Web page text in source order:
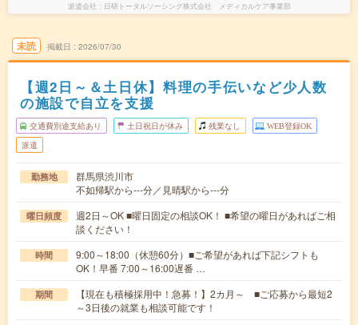
派遣会社 日研トータルソーシング株式会社 メディカルケア事業部
未読 掲載日 2026/07/30
【週2日～＆土日休】料理の手伝いなど少人数
の施設で自立を支援
交通費別途支給あり 土日祝日が休み 残業なし WEB登録OK
派遣
勤務地
群馬県渋川市
不如帰駅から---分／見晴駅から---分
曜日頻度
週2日～OK ■曜日固定の相談OK！ ■希望の曜日があればご相
談ください！
時間
9:00～18:00（休憩60分）■ご希望があれば下記シフトも
OK！早番 7:00～16:00遅番 …
期間
【現在も積極採用中！急募！】2カ月～ ■ご応募から最短2
～3日後の就業も相談可能です！